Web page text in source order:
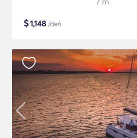
$1,148 /deň